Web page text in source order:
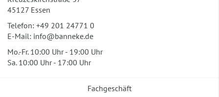
45127 Essen
Telefon: +49 201 24771 0
E-Mail: info@banneke.de
Mo.-Fr. 10:00 Uhr - 19:00 Uhr
Sa. 10:00 Uhr - 17:00 Uhr
Fachgeschäft